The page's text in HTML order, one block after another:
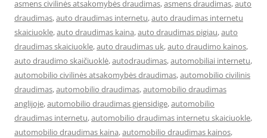
asmens civilinės atsakomybės draudimas,asmens draudimas,auto
draudimas,auto draudimas internetu,auto draudimas internetu
skaiciuokle,auto draudimas kaina,auto draudimas pigiau,auto
draudimas skaiciuokle,auto draudimas uk,auto draudimo kainos,
auto draudimo skaičiuoklė,autodraudimas,automobiliai internetu,
automobilio civilinės atsakomybės draudimas,automobilio civilinis
draudimas,automobilio draudimas,automobilio draudimas
anglijoje,automobilio draudimas gjensidige,automobilio
draudimas internetu,automobilio draudimas internetu skaiciuokle,
automobilio draudimas kaina,automobilio draudimas kainos,